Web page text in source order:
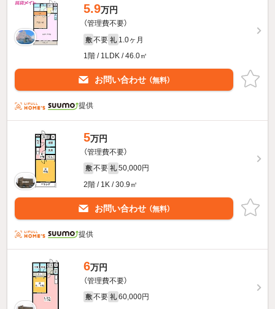
5.9万円
（管理費不要）
敷 不要 礼 1.0ヶ月
1階 / 1LDK / 46.0㎡
お問い合わせ （無料）
提供
5万円
（管理費不要）
敷 不要 礼 50,000円
2階 / 1K / 30.9㎡
お問い合わせ （無料）
提供
6万円
（管理費不要）
敷 不要 礼 60,000円